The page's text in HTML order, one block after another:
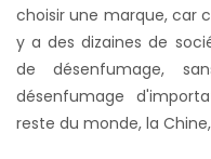
choisir une marque, car
y a des dizaines de
de désenfumage,
désenfumage
reste du monde, la